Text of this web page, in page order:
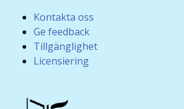
Kontakta oss
Ge feedback
Tillgänglighet
Licensiering